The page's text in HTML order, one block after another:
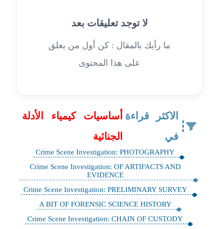
لا توجد تعليقات بعد
ما رأيك بالمقال : كن أول من يعلق
على هذا المحتوى
الاكثر قراءة
في
أساسيات كيمياء الأدلة
الجنائية
Crime Scene Investigation: PHOTOGRAPHY
Crime Scene Investigation: OF ARTIFACTS AND
EVIDENCE
Crime Scene Investigation: PRELIMINARY SURVEY
A BIT OF FORENSIC SCIENCE HISTORY
Crime Scene Investigation: CHAIN OF CUSTODY